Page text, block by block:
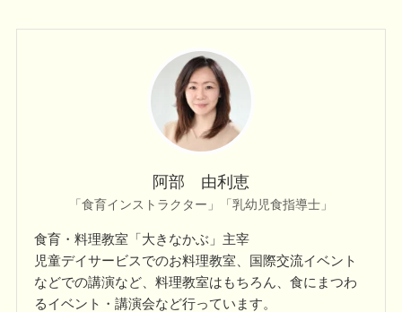
阿部 由利恵
「食育インストラクター」「乳幼児食指導士」
食育・料理教室「大きなかぶ」主宰
児童デイサービスでのお料理教室、国際交流イベント
などでの講演など、料理教室はもちろん、食にまつわ
るイベント・講演会など行っています。